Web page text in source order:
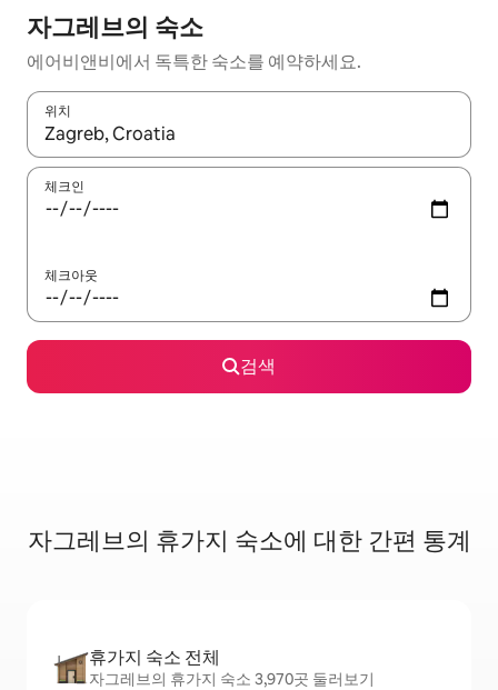
자그레브의 숙소
에어비앤비에서 독특한 숙소를 예약하세요.
위치
결과가 나오면 위·아래 화살표 키를 사용하거나 터치 또는 스와이
체크인
체크아웃
검색
자그레브의 휴가지 숙소에 대한 간편 통계
휴가지 숙소 전체
자그레브의 휴가지 숙소 3,970곳 둘러보기